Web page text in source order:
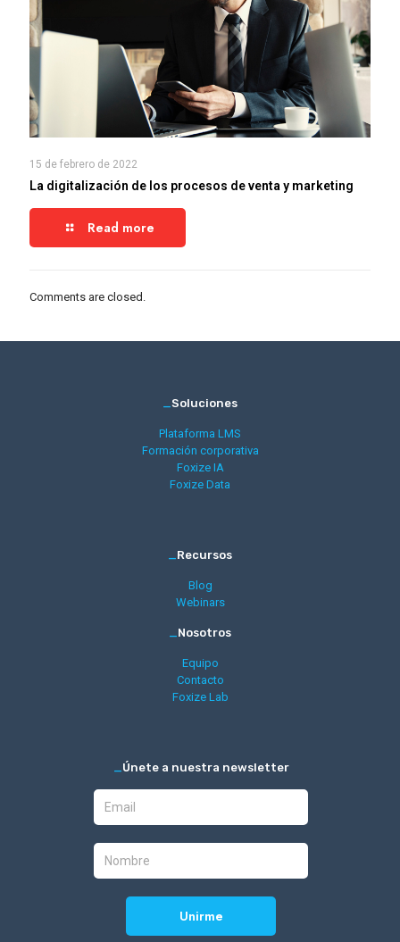
15 de febrero de 2022
La digitalización de los procesos de venta y marketing
Read more
Comments are closed.
_Soluciones
Plataforma LMS
Formación corporativa
Foxize IA
Foxize Data
_Recursos
Blog
Webinars
_Nosotros
Equipo
Contacto
Foxize Lab
_Únete a nuestra newsletter